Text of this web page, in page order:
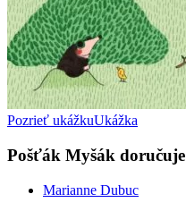
Pozrieť ukážkuUkážka
Pošťák Myšák doručuje
Marianne Dubuc